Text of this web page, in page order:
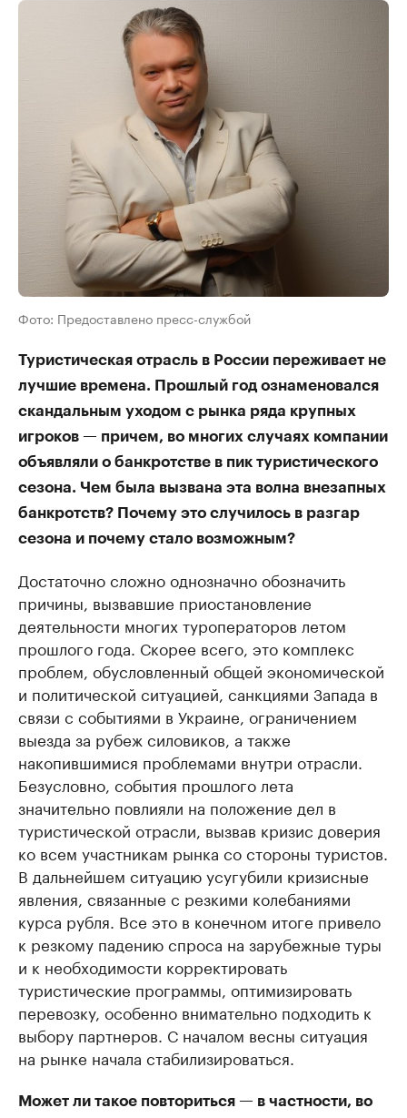
Фото: Предоставлено пресс-службой
Туристическая отрасль в России переживает не
лучшие времена. Прошлый год ознаменовался
скандальным уходом с рынка ряда крупных
игроков — причем, во многих случаях компании
объявляли о банкротстве в пик туристического
сезона. Чем была вызвана эта волна внезапных
банкротств? Почему это случилось в разгар
сезона и почему стало возможным?
Достаточно сложно однозначно обозначить
причины, вызвавшие приостановление
деятельности многих туроператоров летом
прошлого года. Скорее всего, это комплекс
проблем, обусловленный общей экономической
и политической ситуацией, санкциями Запада в
связи с событиями в Украине, ограничением
выезда за рубеж силовиков, а также
накопившимися проблемами внутри отрасли.
Безусловно, события прошлого лета
значительно повлияли на положение дел в
туристической отрасли, вызвав кризис доверия
ко всем участникам рынка со стороны туристов.
В дальнейшем ситуацию усугубили кризисные
явления, связанные с резкими колебаниями
курса рубля. Все это в конечном итоге привело
к резкому падению спроса на зарубежные туры
и к необходимости корректировать
туристические программы, оптимизировать
перевозку, особенно внимательно подходить к
выбору партнеров. С началом весны ситуация
на рынке начала стабилизироваться.
Может ли такое повториться — в частности, во